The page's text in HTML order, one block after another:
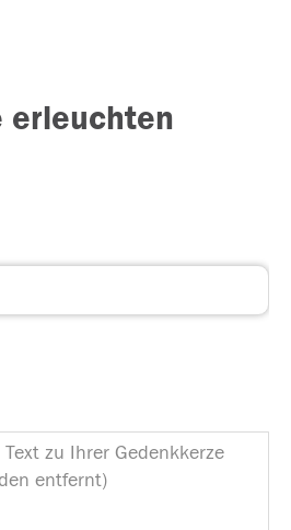
erleuchten